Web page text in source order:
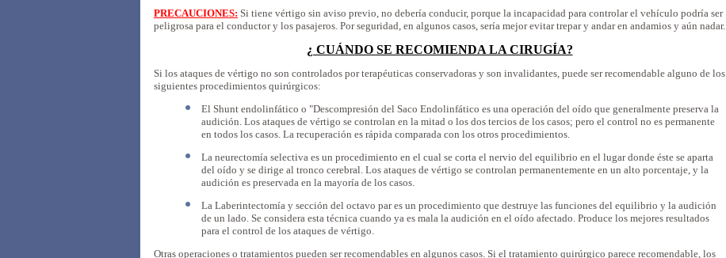
PRECAUCIONES: Si tiene vértigo sin aviso previo, no debería conducir, porque la incapacidad para controlar el vehículo podría ser
peligrosa para el conductor y los pasajeros. Por seguridad, en algunos casos, sería mejor evitar trepar y andar en andamios y aún nadar.
¿ CUÁNDO SE RECOMIENDA LA CIRUGÍA?
Si los ataques de vértigo no son controlados por terapéuticas conservadoras y son invalidantes, puede ser recomendable alguno de los
siguientes procedimientos quirúrgicos:
El Shunt endolinfático o "Descompresión del Saco Endolinfático es una operación del oído que generalmente preserva la
audición. Los ataques de vértigo se controlan en la mitad o los dos tercios de los casos; pero el control no es permanente
en todos los casos. La recuperación es rápida comparada con los otros procedimientos.
La neurectomía selectiva es un procedimiento en el cual se corta el nervio del equilibrio en el lugar donde éste se aparta
del oído y se dirige al tronco cerebral. Los ataques de vértigo se controlan permanentemente en un alto porcentaje, y la
audición es preservada en la mayoría de los casos.
La Laberintectomía y sección del octavo par es un procedimiento que destruye las funciones del equilibrio y la audición
de un lado. Se considera esta técnica cuando ya es mala la audición en el oído afectado. Produce los mejores resultados
para el control de los ataques de vértigo.
Otras operaciones o tratamientos pueden ser recomendables en algunos casos. Si el tratamiento quirúrgico parece recomendable, los